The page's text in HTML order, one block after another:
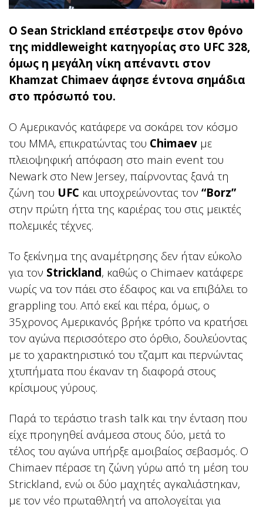
Ο Sean Strickland επέστρεψε στον θρόνο
της middleweight κατηγορίας στο UFC 328,
όμως η μεγάλη νίκη απέναντι στον
Khamzat Chimaev άφησε έντονα σημάδια
στο πρόσωπό του.
Ο Αμερικανός κατάφερε να σοκάρει τον κόσμο
του MMA, επικρατώντας του Chimaev με
πλειοψηφική απόφαση στο main event του
Newark στο New Jersey, παίρνοντας ξανά τη
ζώνη του UFC και υποχρεώνοντας τον “Borz”
στην πρώτη ήττα της καριέρας του στις μεικτές
πολεμικές τέχνες.
Το ξεκίνημα της αναμέτρησης δεν ήταν εύκολο
για τον Strickland, καθώς ο Chimaev κατάφερε
νωρίς να τον πάει στο έδαφος και να επιβάλει το
grappling του. Από εκεί και πέρα, όμως, ο
35χρονος Αμερικανός βρήκε τρόπο να κρατήσει
τον αγώνα περισσότερο στο όρθιο, δουλεύοντας
με το χαρακτηριστικό του τζαμπ και περνώντας
χτυπήματα που έκαναν τη διαφορά στους
κρίσιμους γύρους.
Παρά το τεράστιο trash talk και την ένταση που
είχε προηγηθεί ανάμεσα στους δύο, μετά το
τέλος του αγώνα υπήρξε αμοιβαίος σεβασμός. Ο
Chimaev πέρασε τη ζώνη γύρω από τη μέση του
Strickland, ενώ οι δύο μαχητές αγκαλιάστηκαν,
με τον νέο πρωταθλητή να απολογείται για